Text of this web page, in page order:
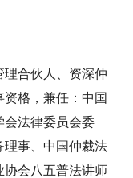
合伙人、资深仲
格，兼任：中国
会法律委员会委
理事、中国仲裁法
协会八五普法讲师